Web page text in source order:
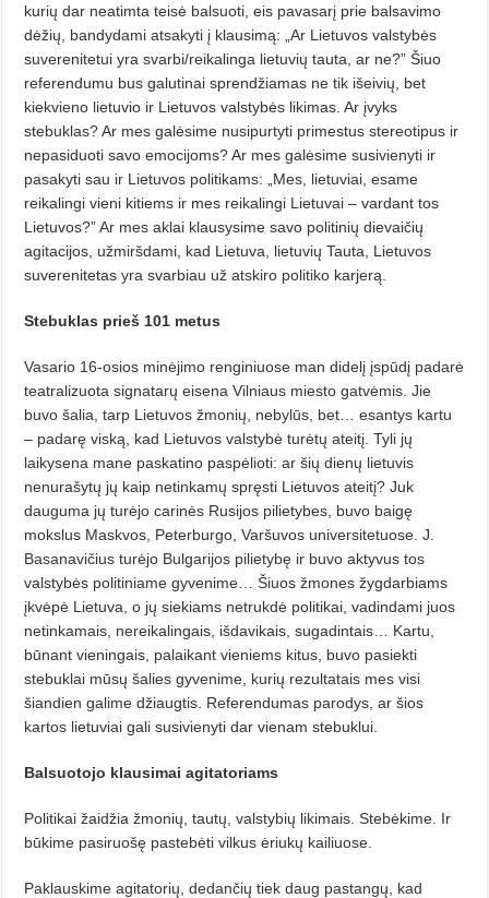
kurių dar neatimta teisė balsuoti, eis pavasarį prie balsavimo
dėžių, bandydami atsakyti į klausimą: „Ar Lietuvos valstybės
suverenitetui yra svarbi/reikalinga lietuvių tauta, ar ne?” Šiuo
referendumu bus galutinai sprendžiamas ne tik išeivių, bet
kiekvieno lietuvio ir Lietuvos valstybės likimas. Ar įvyks
stebuklas? Ar mes galėsime nusipurtyti primestus stereotipus ir
nepasiduoti savo emocijoms? Ar mes galėsime susivienyti ir
pasakyti sau ir Lietuvos politikams: „Mes, lietuviai, esame
reikalingi vieni kitiems ir mes reikalingi Lietuvai – vardant tos
Lietuvos?” Ar mes aklai klausysime savo politinių dievaičių
agitacijos, užmiršdami, kad Lietuva, lietuvių Tauta, Lietuvos
suverenitetas yra svarbiau už atskiro politiko karjerą.
Stebuklas prieš 101 metus
Vasario 16-osios minėjimo renginiuose man didelį įspūdį padarė
teatralizuota signatarų eisena Vilniaus miesto gatvėmis. Jie
buvo šalia, tarp Lietuvos žmonių, nebylūs, bet… esantys kartu
– padarę viską, kad Lietuvos valstybė turėtų ateitį. Tyli jų
laikysena mane paskatino paspėlioti: ar šių dienų lietuvis
nenurašytų jų kaip netinkamų spręsti Lietuvos ateitį? Juk
dauguma jų turėjo carinės Rusijos pilietybes, buvo baigę
mokslus Maskvos, Peterburgo, Varšuvos universitetuose. J.
Basanavičius turėjo Bulgarijos pilietybę ir buvo aktyvus tos
valstybės politiniame gyvenime… Šiuos žmones žygdarbiams
įkvėpė Lietuva, o jų siekiams netrukdė politikai, vadindami juos
netinkamais, nereikalingais, išdavikais, sugadintais… Kartu,
būnant vieningais, palaikant vieniems kitus, buvo pasiekti
stebuklai mūsų šalies gyvenime, kurių rezultatais mes visi
šiandien galime džiaugtis. Referendumas parodys, ar šios
kartos lietuviai gali susivienyti dar vienam stebuklui.
Balsuotojo klausimai agitatoriams
Politikai žaidžia žmonių, tautų, valstybių likimais. Stebėkime. Ir
būkime pasiruošę pastebėti vilkus ėriukų kailiuose.
Paklauskime agitatorių, dedančių tiek daug pastangų, kad